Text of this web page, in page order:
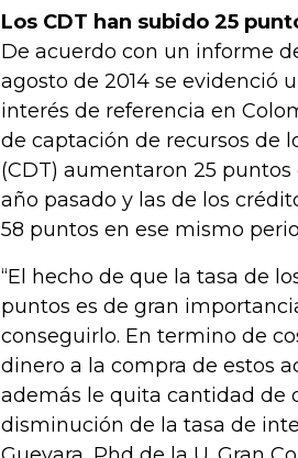
Los CDT han subido 25
De acuerdo con un informe
agosto de 2014 se evidenció
interés de referencia en
de captación de recursos de
(CDT) aumentaron 25
año pasado y las de los
58 puntos en ese mismo
“El hecho de que la tasa de
puntos es de gran
conseguirlo. En termino de
dinero a la compra de estos
además le quita cantidad de
disminución de la tasa de